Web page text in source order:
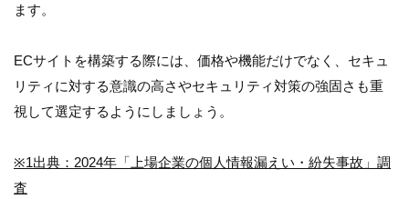
ます。
ECサイトを構築する際には、価格や機能だけでなく、セキュ
リティに対する意識の高さやセキュリティ対策の強固さも重
視して選定するようにしましょう。
※1出典：2024年「上場企業の個人情報漏えい・紛失事故」調
査